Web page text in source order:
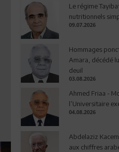
Le régime
nutritionnels
09.07.2026
Hommages
Amara, décédé
deuil
03.08.2026
Ahmed Friaa -
l’Universitaire
04.08.2026
Abdelaziz
aux chiffres